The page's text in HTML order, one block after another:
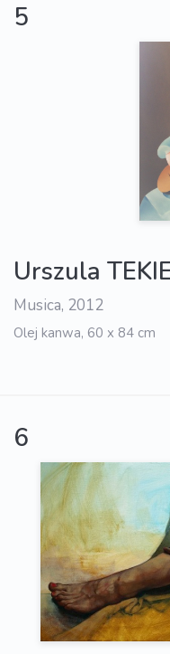
5
Urszula
Musica, 2012
Olej kanwa, 60 x 84 cm
6